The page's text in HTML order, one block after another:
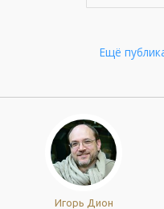
Ещё
Игорь Дион